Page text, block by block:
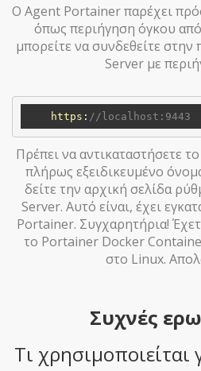
Ο Agent Portainer παρέχει
όπως περιήγηση όγκου
μπορείτε να συνδεθείτε
Server με
https : //localhost:9443
Πρέπει να αντικαταστήσετε
πλήρως εξειδικευμένο
δείτε την αρχική σελίδα
Server. Αυτό είναι, έχει
Portainer. Συγχαρητήρια!
το Portainer Docker
στο Linux.
Συχνές
Τι